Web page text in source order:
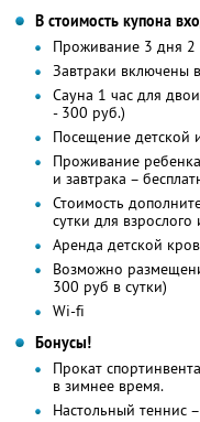
В стоимость купона
Проживание 3 дня 2
Завтраки включены
Сауна 1 час для
- 300 руб.)
Посещение детской
Проживание
и завтрака –
Стоимость
сутки для
Аренда детской
Возможно
300 руб в сутки)
Wi-fi
Бонусы!
Прокат
в зимнее время.
Настольный теннис